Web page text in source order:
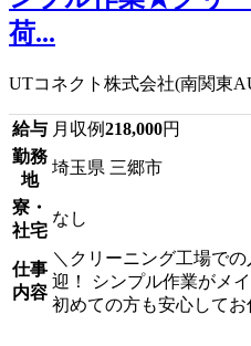
荷...
UTコネクト株式会社(南関東
給与 月収例218,000円
勤務
地
埼玉県 三郷市
寮・
社宅
なし
仕事
内容
＼クリーニング工場で
迎！ シンプル作業がメ
初めての方も安心してお